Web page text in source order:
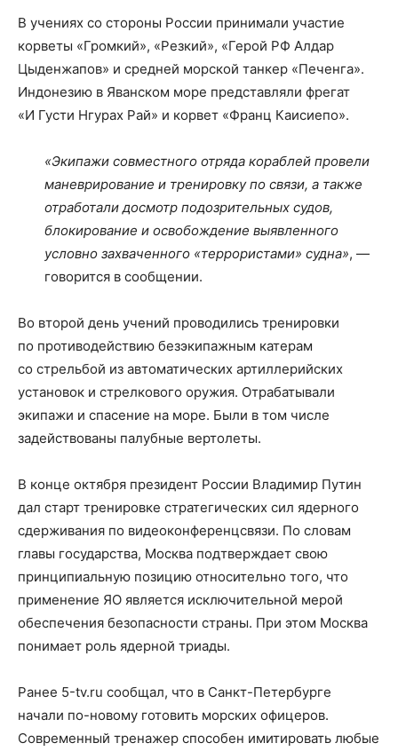
В учениях со стороны России принимали участие
корветы «Громкий», «Резкий», «Герой РФ Алдар
Цыденжапов» и средней морской танкер «Печенга».
Индонезию в Яванском море представляли фрегат
«И Густи Нгурах Рай» и корвет «Франц Каисиепо».
«Экипажи совместного отряда кораблей провели
маневрирование и тренировку по связи, а также
отработали досмотр подозрительных судов,
блокирование и освобождение выявленного
условно захваченного «террористами» судна», —
говорится в сообщении.
Во второй день учений проводились тренировки
по противодействию безэкипажным катерам
со стрельбой из автоматических артиллерийских
установок и стрелкового оружия. Отрабатывали
экипажи и спасение на море. Были в том числе
задействованы палубные вертолеты.
В конце октября президент России Владимир Путин
дал старт тренировке стратегических сил ядерного
сдерживания по видеоконференцсвязи. По словам
главы государства, Москва подтверждает свою
принципиальную позицию относительно того, что
применение ЯО является исключительной мерой
обеспечения безопасности страны. При этом Москва
понимает роль ядерной триады.
Ранее 5-tv.ru сообщал, что в Санкт-Петербурге
начали по-новому готовить морских офицеров.
Современный тренажер способен имитировать любые